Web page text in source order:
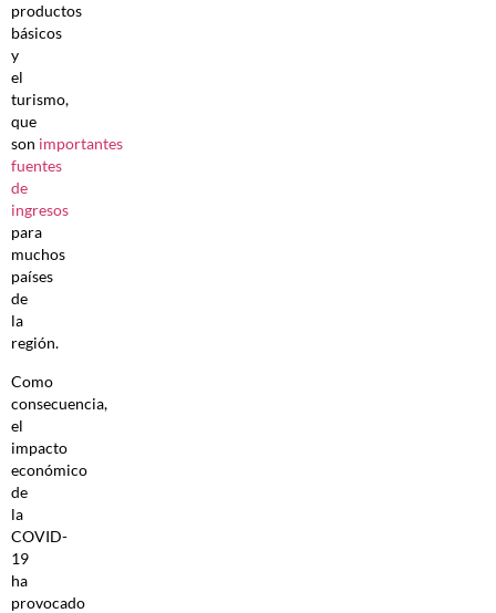
productos
básicos
y
el
turismo,
que
son importantes
fuentes
de
ingresos
para
muchos
países
de
la
región.
Como
consecuencia,
el
impacto
económico
de
la
COVID-
19
ha
provocado